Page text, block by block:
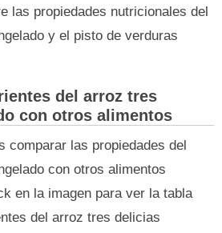
las propiedades nutricionales del
y el pisto de verduras
del arroz tres
con otros alimentos
comparar las propiedades del
con otros alimentos
en la imagen para ver la tabla
del arroz tres delicias